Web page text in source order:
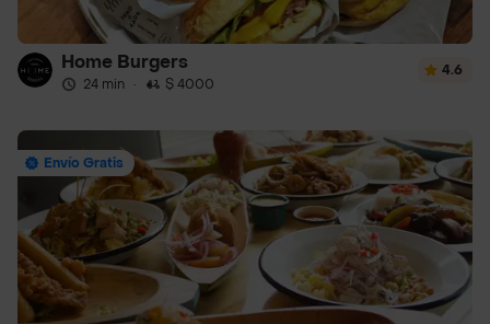
Home Burgers
24 min · $ 4000
4.6
Envío Gratis